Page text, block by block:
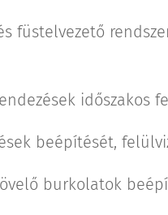
füstelvezető
időszakos
beépítését,
burkolatok